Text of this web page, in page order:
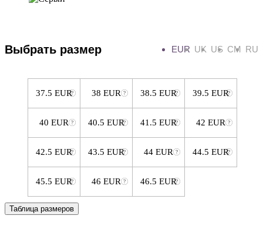
Выбрать размер EUR UK US CM RU
37.5 EUR 38 EUR 38.5 EUR 39.5 EUR
40 EUR 40.5 EUR 41.5 EUR 42 EUR
42.5 EUR 43.5 EUR 44 EUR 44.5 EUR
45.5 EUR 46 EUR 46.5 EUR
Таблица размеров